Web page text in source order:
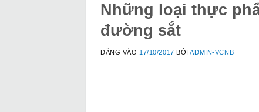
Những loại thực
đường sắt
ĐĂNG VÀO 17/10/2017 BỞIADMIN-VCNB